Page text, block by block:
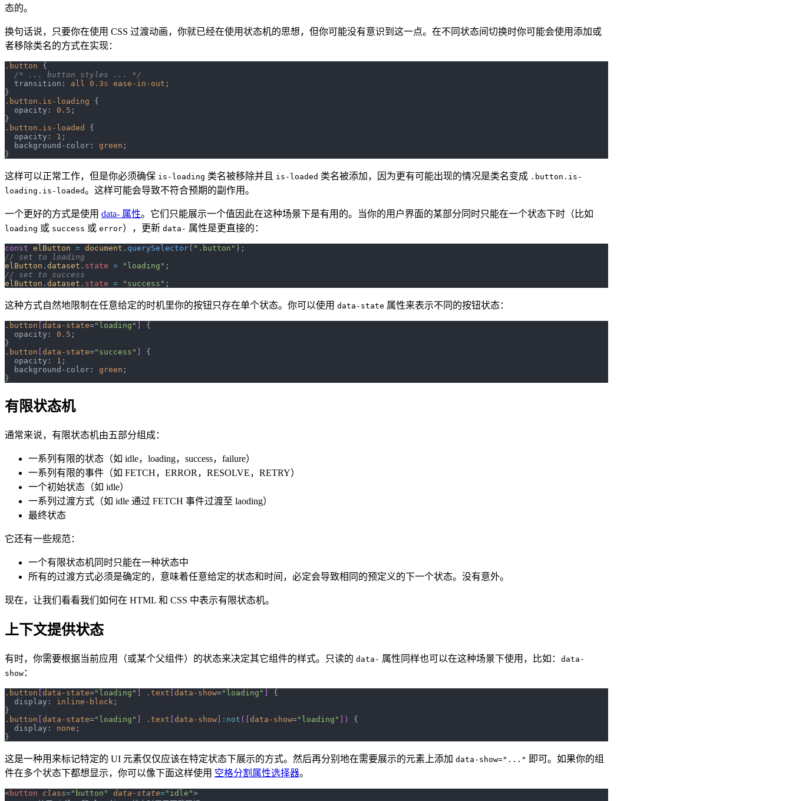
态的。
换句话说，只要你在使用 CSS 过渡动画，你就已经在使用状态机的思想，但你可能没有意识到这一点。在不同状态间切换时你可能会使用添加或
者移除类名的方式在实现：
.button {
  /* ... button styles ... */
  transition:
all 0.3s ease-in-out ;
}
.button.is-loading {
  opacity:
0.5 ;
}
.button.is-loaded
{
  opacity:
1 ;
  background-color:
green ;
}
这样可以正常工作，但是你必须确保 is-loading 类名被移除并且 is-loaded 类名被添加，因为更有可能出现的情况是类名变成 .button.is-
loading.is-loaded。这样可能会导致不符合预期的副作用。
一个更好的方式是使用 data- 属性。它们只能展示一个值因此在这种场景下是有用的。当你的用户界面的某部分同时只能在一个状态下时（比如
loading 或 success 或 error），更新 data- 属性是更直接的：
const elButton = document . querySelector( ".button" );
// set to loading
elButton . dataset . state = "loading" ;
// set to success
elButton . dataset . state = "success" ;
这种方式自然地限制在任意给定的时机里你的按钮只存在单个状态。你可以使用 data-state 属性来表示不同的按钮状态：
.button data-state="loading"
{
  opacity:
0.5 ;
}
.button data-state="success"
{
  opacity:
1 ;
  background-color:
green ;
}
有限状态机
通常来说，有限状态机由五部分组成：
一系列有限的状态（如 idle，loading，success，failure）
一系列有限的事件（如 FETCH，ERROR，RESOLVE，RETRY）
一个初始状态（如 idle）
一系列过渡方式（如 idle 通过 FETCH 事件过渡至 laoding）
最终状态
它还有一些规范：
一个有限状态机同时只能在一种状态中
所有的过渡方式必须是确定的，意味着任意给定的状态和时间，必定会导致相同的预定义的下一个状态。没有意外。
现在，让我们看看我们如何在 HTML 和 CSS 中表示有限状态机。
上下文提供状态
有时，你需要根据当前应用（或某个父组件）的状态来决定其它组件的样式。只读的 data- 属性同样也可以在这种场景下使用，比如： data-
show ：
.button [data-state="loading" ] .text [data-show="loading" ]
{
  display:
inline-block ;
}
.button [data-state="loading" ] .text [data-show] :not ([data-show="loading" ])
{
  display:
none ;
}
这是一种用来标记特定的 UI 元素仅仅应该在特定状态下展示的方式。然后再分别地在需要展示的元素上添加 data-show="..." 即可。如果你的组
件在多个状态下都想显示，你可以像下面这样使用 空格分割属性选择器。
<button class="button" data-state="idle">